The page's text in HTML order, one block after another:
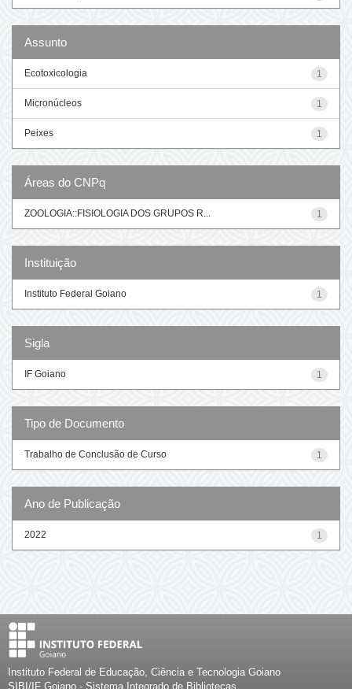
Assunto
1
Ecotoxicologia
1
Micronúcleos
1
Peixes
Áreas do CNPq
1
ZOOLOGIA::FISIOLOGIA DOS GRUPOS R...
Instituição
1
Instituto Federal Goiano
Sigla
1
IF Goiano
Tipo de Documento
1
Trabalho de Conclusão de Curso
Ano de Publicação
1
2022
Instituto Federal de Educação, Ciência e Tecnologia Goiano
SIBI/IF Goiano - Sistema Integrado de Bibliotecas